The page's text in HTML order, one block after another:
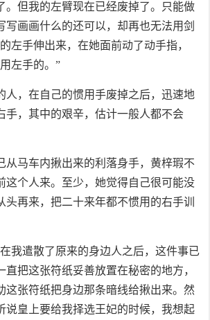
。但我的左臂现在已经废掉了。只能做
写画画什么的还可以，却再也无法用剑
左手伸出来，在她面前动了动手指，
左手的。”
人，在自己的惯用手废掉之后，迅速地
手，其中的艰辛，估计一般人都不会
从马车内揪出来的利落身手，黄梓瑕不
这个人来。至少，她觉得自己很可能没
头再来，把二十来年都不惯用的右手训
我遣散了原来的身边人之后，这件事已
直把这张符纸妥善放置在秘密的地方，
这张符纸把身边那条暗线给揪出来。然
说皇上要给我择选王妃的时候，我想起